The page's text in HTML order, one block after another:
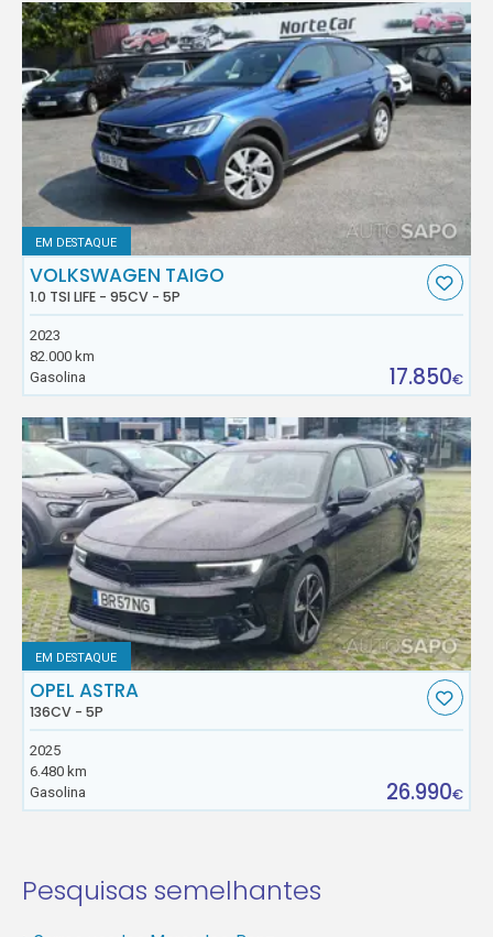
EM DESTAQUE
VOLKSWAGEN TAIGO
1.0 TSI LIFE - 95CV - 5P
2023
82.000 km
Gasolina
17.850€
EM DESTAQUE
OPEL ASTRA
136CV - 5P
2025
6.480 km
Gasolina
26.990€
Pesquisas semelhantes